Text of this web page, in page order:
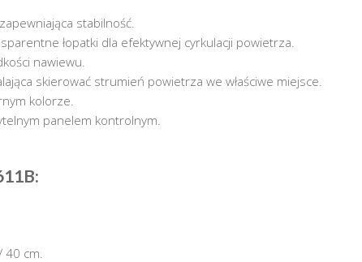
stabilność.
łopatki dla efektywnej cyrkulacji powietrza.
nawiewu.
skierować strumień powietrza we właściwe miejsce.
kolorze.
panelem kontrolnym.
cm.